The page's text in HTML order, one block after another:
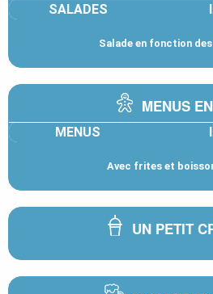
SALADES
Salade en fonction
MENUS
MENUS
Avec frites et
UN PETIT